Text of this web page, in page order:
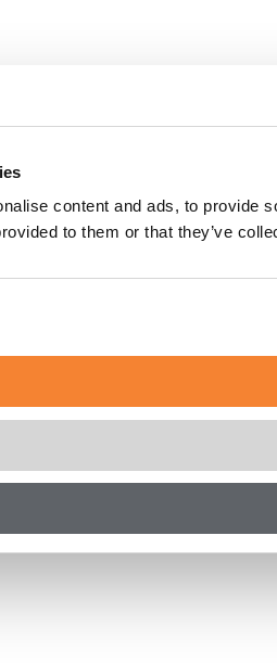
content and ads, to provide
to them or that they’ve